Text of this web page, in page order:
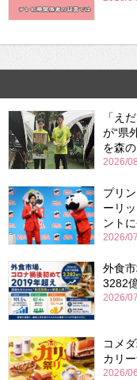
「え
が“県
を森
2026/
プリ
ーリ
ント
2026/
外食
3282
2026/
コメ
カリ
2026/